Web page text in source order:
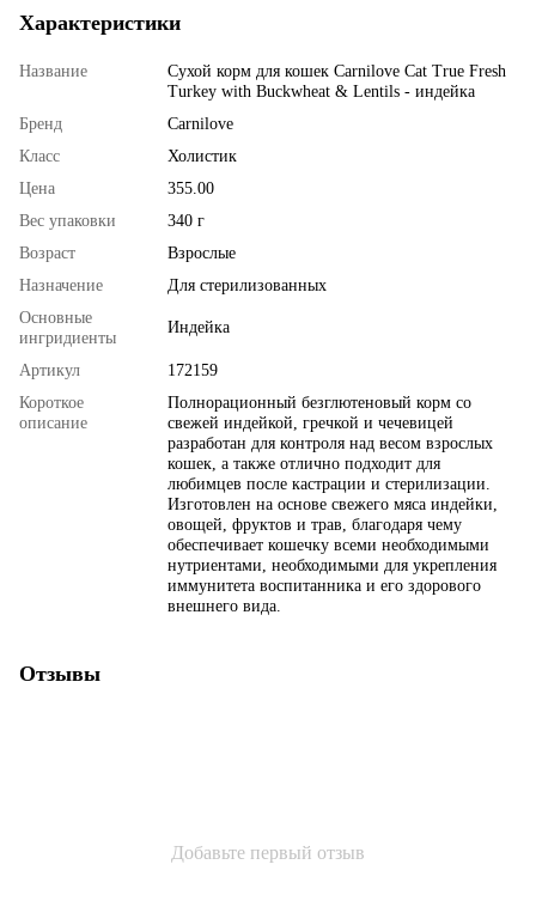
Характеристики
Название
Сухой корм для кошек Carnilove Cat True Fresh
Turkey with Buckwheat & Lentils - индейка
Бренд
Carnilove
Класс
Холистик
Цена
355.00
Вес упаковки
340 г
Возраст
Взрослые
Назначение
Для стерилизованных
Основные
ингридиенты
Индейка
Артикул
172159
Короткое
описание
Полнорационный безглютеновый корм со
свежей индейкой, гречкой и чечевицей
разработан для контроля над весом взрослых
кошек, а также отлично подходит для
любимцев после кастрации и стерилизации.
Изготовлен на основе свежего мяса индейки,
овощей, фруктов и трав, благодаря чему
обеспечивает кошечку всеми необходимыми
нутриентами, необходимыми для укрепления
иммунитета воспитанника и его здорового
внешнего вида.
Отзывы
Добавьте первый отзыв